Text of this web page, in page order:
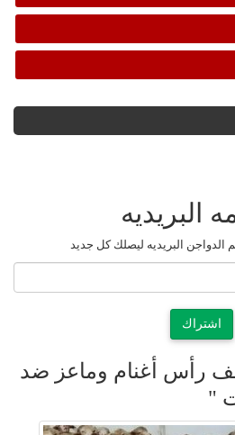
البريديه
الدواجن البريديه ليصلك كل جديد
اشتراك
761.904 الف رأس أغنام وماعز ضد
"